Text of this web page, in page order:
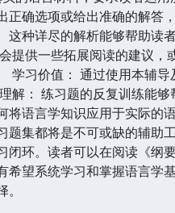
正确选项或给出准确的解答
这种详尽的解析能够帮助读
提供一些拓展阅读的建议
学习价值： 通过使用本辅
解： 练习题的反复训练能
将语言学知识应用于实际的
题集都将是不可或缺的辅助
闭环。读者可以在阅读《纲
希望系统学习和掌握语言学